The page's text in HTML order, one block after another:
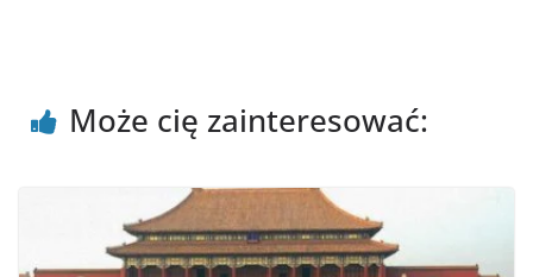
Może cię zainteresować: